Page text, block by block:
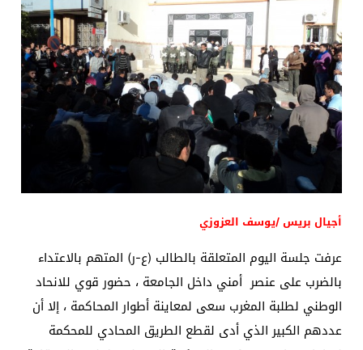
أجيال بريس /يوسف العزوزي
عرفت جلسة اليوم المتعلقة بالطالب (ع-ر) المتهم بالاعتداء
بالضرب على عنصر أمني داخل الجامعة ، حضور قوي للانحاد
الوطني لطلبة المغرب سعى لمعاينة أطوار المحاكمة ، إلا أن
عددهم الكبير الذي أدى لقطع الطريق المحادي للمحكمة